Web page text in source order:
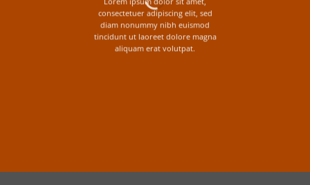
consectetuer adipiscing elit, sed
diam nonummy nibh euismod
tincidunt ut laoreet dolore magna
aliquam erat volutpat.